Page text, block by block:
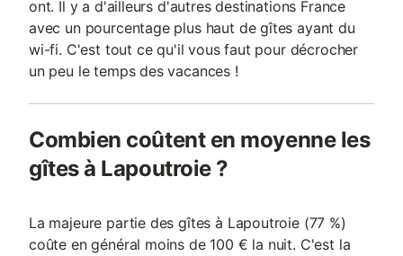
ont. Il y a d'ailleurs d'autres destinations France
avec un pourcentage plus haut de gîtes ayant du
wi-fi. C'est tout ce qu'il vous faut pour décrocher
un peu le temps des vacances !
Combien coûtent en moyenne les
gîtes à Lapoutroie ?
La majeure partie des gîtes à Lapoutroie (77 %)
coûte en général moins de 100 € la nuit. C'est la